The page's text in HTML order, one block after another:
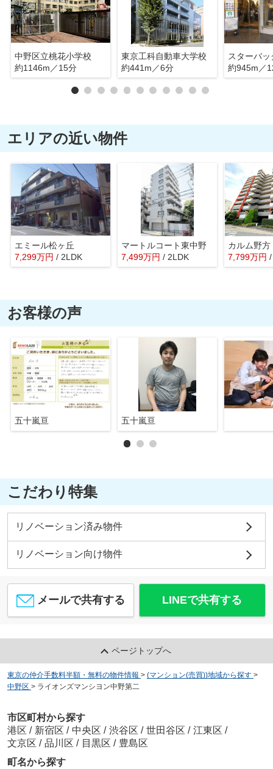
中野区立桃花小学校
約1146m／15分
東京工科自動車大学校
約441m／6分
約945m／
エリアの近い物件
エミール松ヶ丘
7,299万円 / 2LDK
マートルコート東中野
7,499万円 / 2LDK
カルム野方
7,799万円
お客様の声
五十嵐亘 五十嵐亘
こだわり特集
リノベーション済み物件
リノベーション向け物件
メールで共有する LINEで共有する
ページトップへ
東京の仲介手数料半額・無料の物件情報 > (マンション(売買))地域から探す >
中野区 > ライオンズマンシヨン中野第二
市区町村から探す
港区 / 新宿区 / 中央区 / 渋谷区 / 世田谷区 / 江東区 /
文京区 / 品川区 / 目黒区 / 豊島区
町名から探す